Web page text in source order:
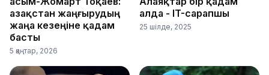
Қазақстан жаңғырудың
жаңа кезеңіне қадам
басты
5 қаңтар, 2026
алда - IT-сарапшы
25 шілде, 2025